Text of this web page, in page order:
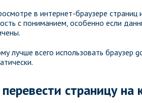
в интернет-браузере страниц
с пониманием, особенно если
лучше всего использовать браузер
страницу на